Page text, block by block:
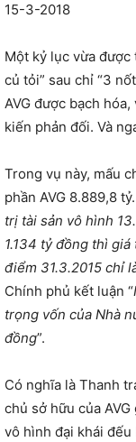
15-3-2018
Một kỷ lục vừa
củ tỏi” sau chỉ “3
AVG được bạch
kiến phản đối. Và
Trong vụ này, mấu
phần AVG 8.889,8
trị tài sản vô hình
1.134 tỷ đồng thì
điểm 31.3.2015 chỉ
Chính phủ kết luận “
trọng vốn của Nhà
đồng”.
Có nghĩa là Thanh
chủ sở hữu của
vô hình đại khái đếu